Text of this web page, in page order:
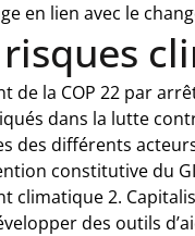
en lien avec le
de la COP 22 par
dans la lutte
des différents
constitutive du
climatique 2.
des outils